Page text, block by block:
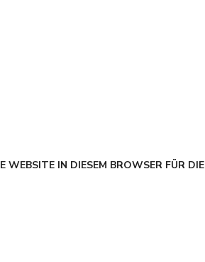
WEBSITE IN DIESEM BROWSER FÜR DIE